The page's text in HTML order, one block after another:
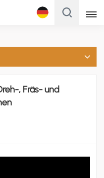
Français
, Fräs- und